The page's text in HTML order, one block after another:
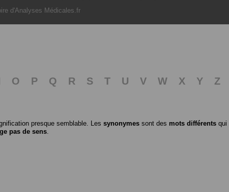
d'Analyses Médicales.fr
O P Q R S T U V W X Y
Z
presque semblable. Les synonymes sont des mots différents qui
pas de sens